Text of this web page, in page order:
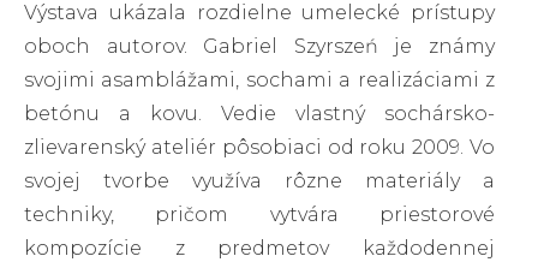
Výstava ukázala rozdielne umelecké prístupy
oboch autorov. Gabriel Szyrszeń je známy
svojimi asamblážami, sochami a realizáciami z
betónu a kovu. Vedie vlastný sochársko-
zlievarenský ateliér pôsobiaci od roku 2009. Vo
svojej tvorbe využíva rôzne materiály a
techniky, pričom vytvára priestorové
kompozície z predmetov každodennej